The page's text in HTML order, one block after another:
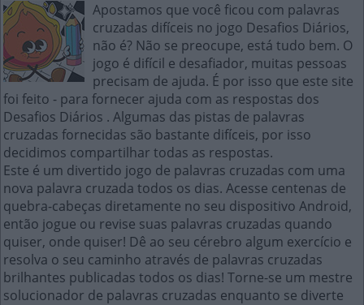
Apostamos que você ficou com palavras
cruzadas difíceis no jogo Desafios Diários,
não é? Não se preocupe, está tudo bem. O
jogo é difícil e desafiador, muitas pessoas
precisam de ajuda. É por isso que este site
foi feito - para fornecer ajuda com as respostas dos
Desafios Diários . Algumas das pistas de palavras
cruzadas fornecidas são bastante difíceis, por isso
decidimos compartilhar todas as respostas.
Este é um divertido jogo de palavras cruzadas com uma
nova palavra cruzada todos os dias. Acesse centenas de
quebra-cabeças diretamente no seu dispositivo Android,
então jogue ou revise suas palavras cruzadas quando
quiser, onde quiser! Dê ao seu cérebro algum exercício e
resolva o seu caminho através de palavras cruzadas
brilhantes publicadas todos os dias! Torne-se um mestre
solucionador de palavras cruzadas enquanto se diverte